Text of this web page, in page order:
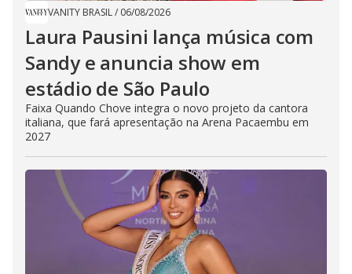
VANITY BRASIL/ 06/08/2026
Laura Pausini lança música com
Sandy e anuncia show em
estádio de São Paulo
Faixa Quando Chove integra o novo projeto da cantora
italiana, que fará apresentação na Arena Pacaembu em
2027